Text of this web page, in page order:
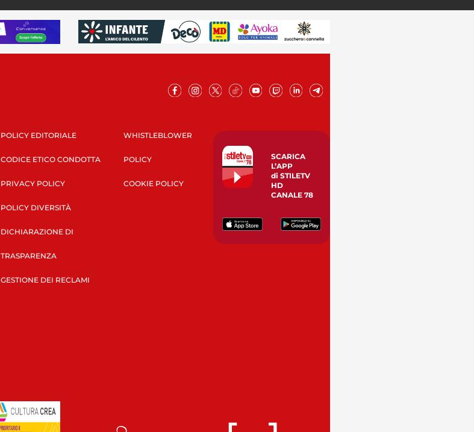
POLICY EDITORIALE
CODICE ETICO CONDOTTA
PRIVACY POLICY
POLICY DIVERSITÀ
DICHIARAZIONE DI
TRASPARENZA
GESTIONE DEI RECLAMI
WHISTLEBLOWER
POLICY
COOKIE POLICY
SCARICA
L’APP
di STILETV
HD
CANALE 78